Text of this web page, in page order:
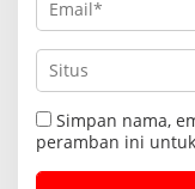
Simpan nama,
peramban ini